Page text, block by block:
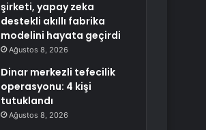
şirketi, yapay zeka
destekli akıllı fabrika
modelini hayata geçirdi
Ağustos 8, 2026
Dinar merkezli tefecilik
operasyonu: 4 kişi
tutuklandı
Ağustos 8, 2026